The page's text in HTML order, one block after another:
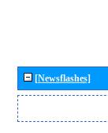
[Newsflashes]